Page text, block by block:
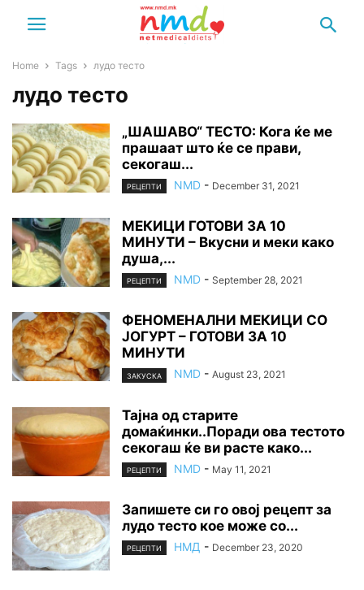
Home Tags лудо тесто
лудо тесто
„ШАШАВО“ ТЕСТО: Кога ќе ме
прашаат што ќе се прави,
секогаш...
РЕЦЕПТИ NMD - December 31, 2021
МЕКИЦИ ГОТОВИ ЗА 10
МИНУТИ – Вкусни и меки како
душа,...
РЕЦЕПТИ NMD - September 28, 2021
ФЕНОМЕНАЛНИ МЕКИЦИ СО
ЈОГУРТ – ГОТОВИ ЗА 10
МИНУТИ
ЗАКУСКА NMD - August 23, 2021
Тајна од старите
домаќинки..Поради ова тестото
секогаш ќе ви расте како...
РЕЦЕПТИ NMD - May 11, 2021
Запишете си го овој рецепт за
лудо тесто кое може со...
РЕЦЕПТИ НМД - December 23, 2020